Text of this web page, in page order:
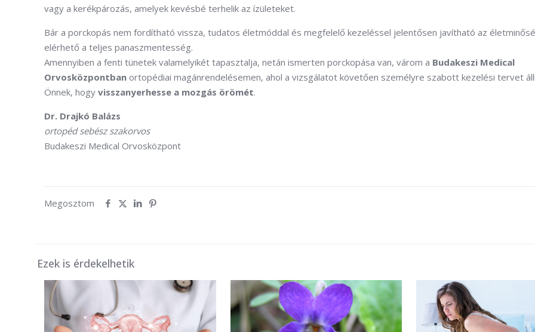
vagy a kerékpározás, amelyek kevésbé terhelik az ízületeket.
Bár a porckopás nem fordítható vissza, tudatos életmóddal és megfelelő kezeléssel jelentősen javítható az
elérhető a teljes panaszmentesség.
Amennyiben a fenti tünetek valamelyikét tapasztalja, netán ismerten porckopása van, várom a Budakeszi Medical
Orvosközpontban ortopédiai magánrendelésemen, ahol a vizsgálatot követően személyre szabott kezelési tervet
Önnek, hogy visszanyerhesse a mozgás örömét.
Dr. Drajkó Balázs
ortopéd sebész szakorvos
Budakeszi Medical Orvosközpont
Megosztom
Ezek is érdekelhetik